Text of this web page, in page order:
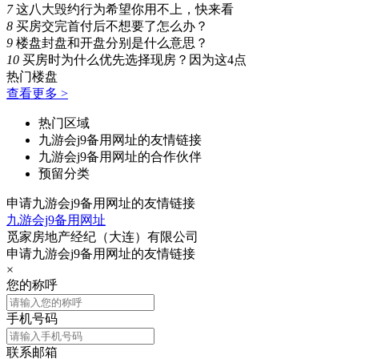
7 这八大毁约行为希望你用不上，快来看
8 买房交完首付后不想要了怎么办？
9 楼盘封盘和开盘分别是什么意思？
10 买房时为什么优先选择现房？因为这4点
热门楼盘
查看更多 >
热门区域
九游会j9备用网址的友情链接
九游会j9备用网址的合作伙伴
预留分类
申请九游会j9备用网址的友情链接
九游会j9备用网址
觅家房地产经纪（大连）有限公司
申请九游会j9备用网址的友情链接
×
您的称呼
手机号码
联系邮箱